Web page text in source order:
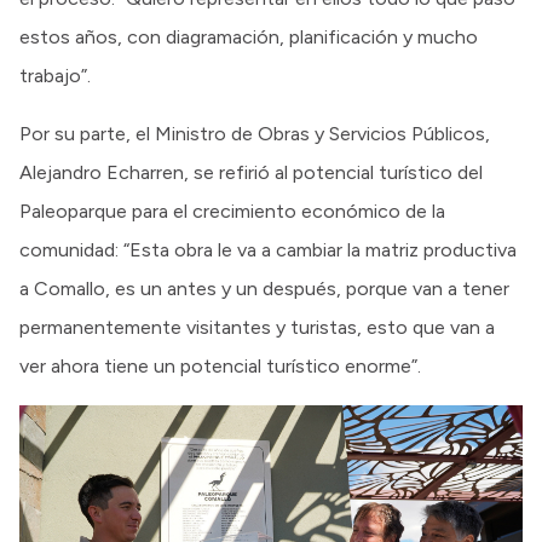
estos años, con diagramación, planificación y mucho
trabajo”.
Por su parte, el Ministro de Obras y Servicios Públicos,
Alejandro Echarren, se refirió al potencial turístico del
Paleoparque para el crecimiento económico de la
comunidad: “Esta obra le va a cambiar la matriz productiva
a Comallo, es un antes y un después, porque van a tener
permanentemente visitantes y turistas, esto que van a
ver ahora tiene un potencial turístico enorme”.